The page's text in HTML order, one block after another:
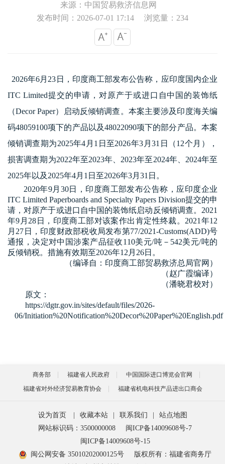
来源：中国贸易救济信息网
发布时间：2026-07-01 17:14
浏览量：234
2026年6月23日，印度商工部发布公告称，应印度国内企业
ITC Limited提交的申请，对原产于或进口自中国的装饰纸
（Decor Paper）启动反倾销调查。本案主要涉及印度海关编
码48059100项下的产品以及48022090项下的部分产品。本案
倾销调查期为2025年4月1日至2026年3月31日（12个月），
损害调查期为2022年至2023年、 2023年至2024年、 2024年至
2025年以及2025年4月1日至2026年3月31日。
2020年9月30日，印度商工部发布公告称，应印度企业
ITC Limited Paperboards and Specialty Papers Division提交的申
请，对原产于或进口自中国的装饰纸启动反倾销调查。2021
年9月28日，印度商工部对该案作出肯定性终裁。2021年12
月27日，印度财政部税收局发布第77/2021-Customs(ADD)号
通报，决定对中国涉案产品征收110美元/吨－542美元/吨的
反倾销税。措施有效期至2026年12月26日。
（编译自：印度商工部贸易救济总局官网）
（赵广霞编译）
（潘晓君校对）
原文：
https://dgtr.gov.in/sites/default/files/2026-
06/Initiation%20Notification%20Decor%20Paper%20English.pdf
商务部 福建省人民政府
中国国际进口博览会官网
福建省对外经济贸易教育协会
福建省机电科技产品进出口商会
设为首页 收藏本站 联系我们
站点地图
网站标识码：3500000008
闽ICP备14009608号-7
闽ICP备14009608号-15
闽公网安备 35010202000125号
版权所有：福建省商务厅